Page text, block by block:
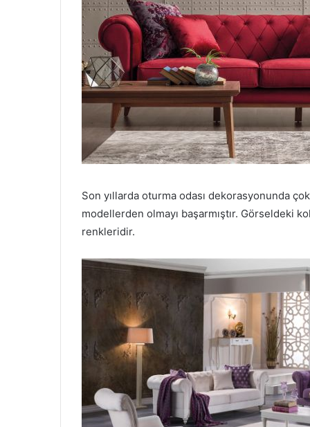
Son yıllarda oturma odası dekorasyonunda
modellerden olmayı başarmıştır. Görseldeki
renkleridir.